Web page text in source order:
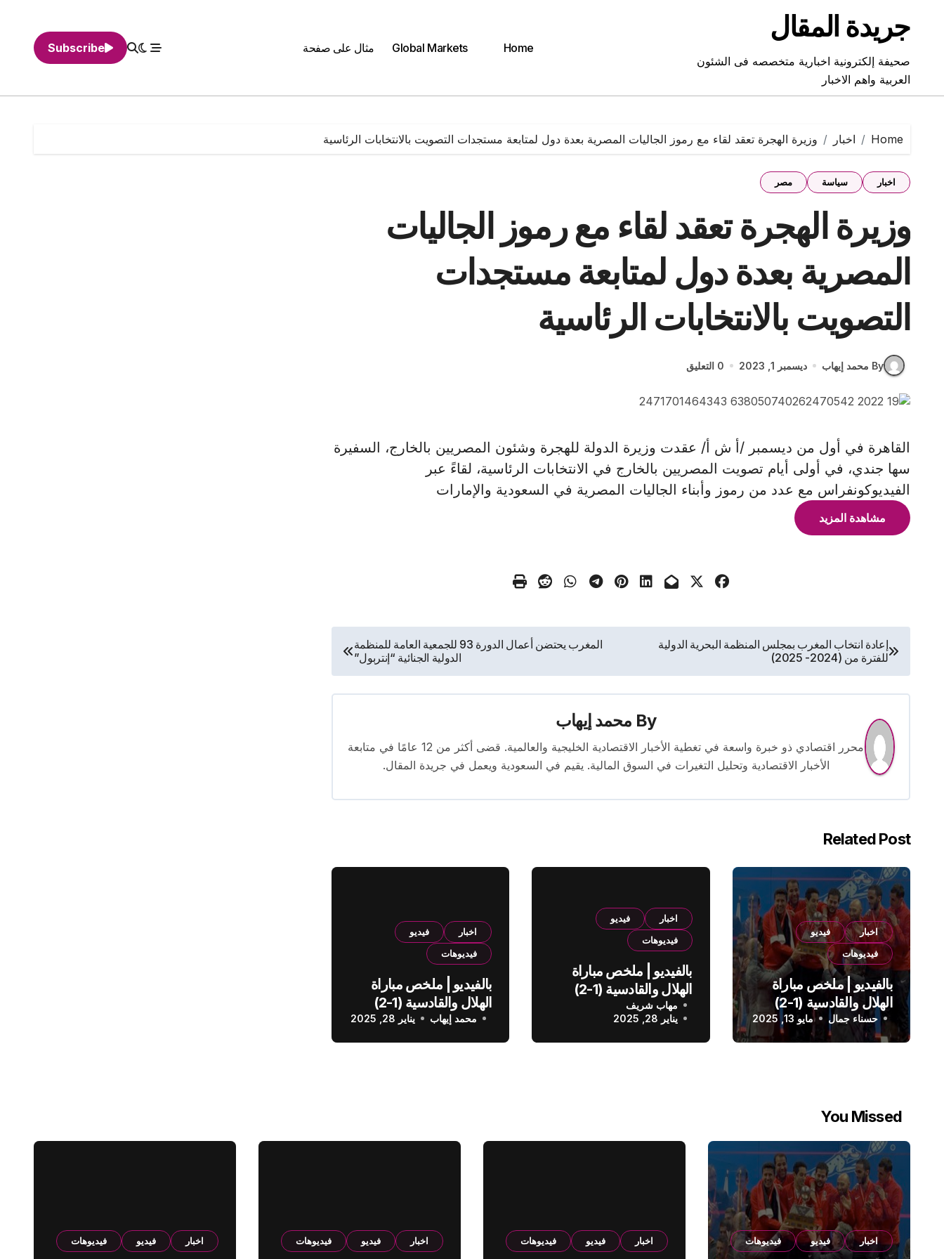
contentجريدة المقال
صحيفة إلكترونية اخبارية متخصصه فى الشئون
العربية واهم الاخبار
Home
Global Markets مثال على صفحة Subscribe
Home اخبار وزيرة الهجرة تعقد لقاء مع رموز الجاليات المصرية بعدة دول لمتابعة مستجدات التصويت بالانتخابات الرئاسية
اخبار سياسة مصر
وزيرة الهجرة تعقد لقاء مع رموز الجاليات
المصرية بعدة دول لمتابعة مستجدات
التصويت بالانتخابات الرئاسية
By محمد إيهاب ديسمبر 1, 2023 0 التعليق
القاهرة في أول من ديسمبر /أ ش أ/ عقدت وزيرة الدولة للهجرة وشئون المصريين بالخارج، السفيرة
سها جندي، في أولى أيام تصويت المصريين بالخارج في الانتخابات الرئاسية، لقاءً عبر
الفيديوكونفراس مع عدد من رموز وأبناء الجاليات المصرية في السعودية والإمارات
مشاهدة المزيد
تصفّح
المقالات
إعادة انتخاب المغرب بمجلس المنظمة البحرية الدولية
للفترة من (2024- 2025)
المغرب يحتضن أعمال الدورة 93 للجمعية العامة للمنظمة
الدولية الجنائية “إنتربول”
By محمد إيهاب
محرر اقتصادي ذو خبرة واسعة في تغطية الأخبار الاقتصادية الخليجية والعالمية. قضى أكثر من 12 عامًا في متابعة
الأخبار الاقتصادية وتحليل التغيرات في السوق المالية. يقيم في السعودية ويعمل في جريدة المقال.
Related Post
اخبار
فيديو
فيديوهات
بالفيديو | ملخص مباراة
الهلال والقادسية (1-2)
الدوري السعودي
حسناء جمال مايو 13, 2025
اخبار
فيديو
فيديوهات
بالفيديو | ملخص مباراة
الهلال والقادسية (1-2)
الدوري السعودي
مهاب شريف
يناير 28, 2025
اخبار
فيديو
فيديوهات
بالفيديو | ملخص مباراة
الهلال والقادسية (1-2)
الدوري السعودي
محمد إيهاب يناير 28, 2025
You Missed
اخبار فيديو فيديوهات اخبار فيديو فيديوهات اخبار فيديو فيديوهات اخبار فيديو فيديوهات